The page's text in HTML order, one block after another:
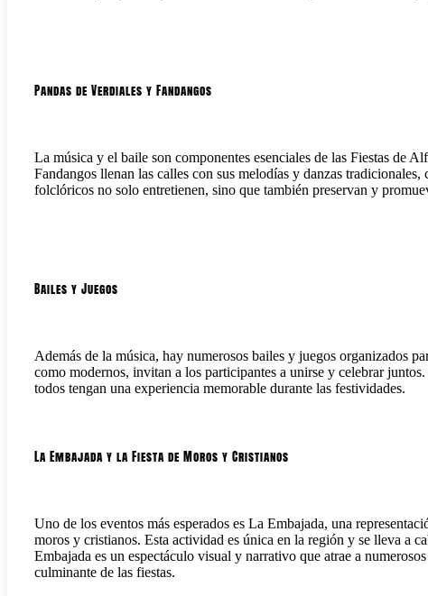
Pandas de Verdiales y Fandangos
La música y el baile son componentes esenciales de las Fiestas de
Fandangos llenan las calles con sus melodías y danzas
folclóricos no solo entretienen, sino que también preservan y
Bailes y Juegos
Además de la música, hay numerosos bailes y juegos organizados
como modernos, invitan a los participantes a unirse y celebrar
todos tengan una experiencia memorable durante las festividades.
La Embajada y la Fiesta de Moros y Cristianos
Uno de los eventos más esperados es La Embajada, una
moros y cristianos. Esta actividad es única en la región y se lleva a
Embajada es un espectáculo visual y narrativo que atrae a
culminante de las fiestas.